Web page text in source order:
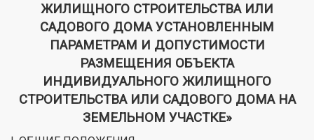
ЖИЛИЩНОГО СТРОИТЕЛЬСТВА ИЛИ
САДОВОГО ДОМА УСТАНОВЛЕННЫМ
ПАРАМЕТРАМ И ДОПУСТИМОСТИ
РАЗМЕЩЕНИЯ ОБЪЕКТА
ИНДИВИДУАЛЬНОГО ЖИЛИЩНОГО
СТРОИТЕЛЬСТВА ИЛИ САДОВОГО ДОМА НА
ЗЕМЕЛЬНОМ УЧАСТКЕ»